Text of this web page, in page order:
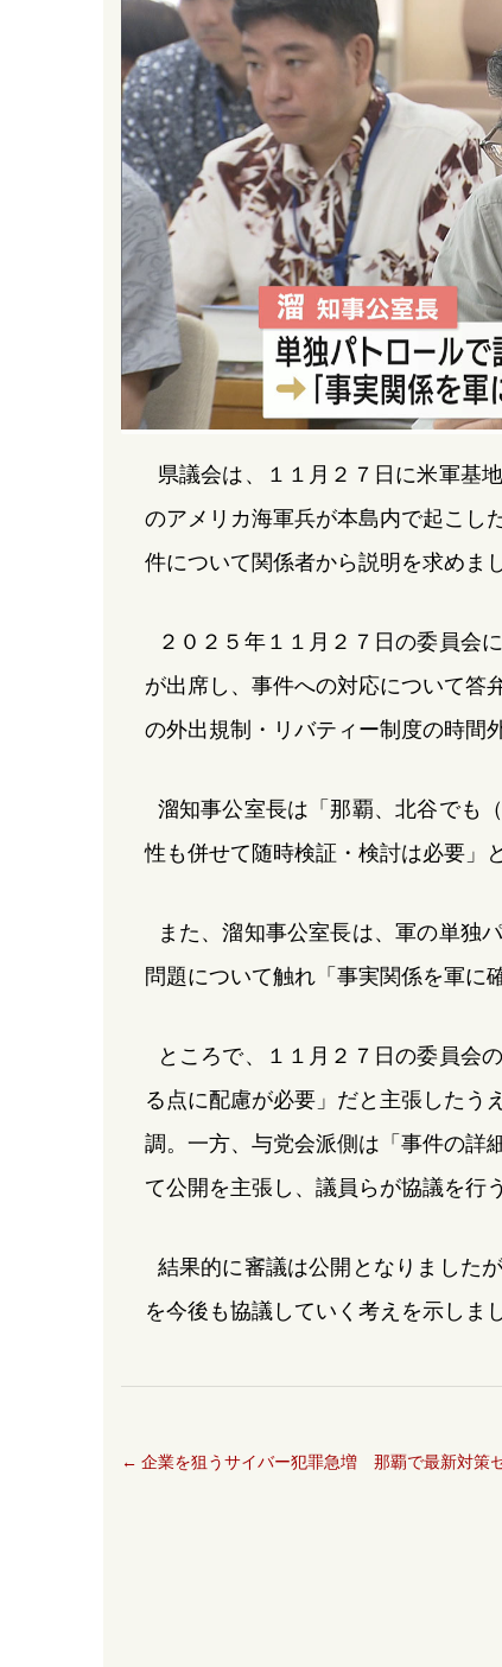
o
o
k
a
d
s
県議会は、１１月２７日に米軍基
のアメリカ海軍兵が本島内で起こし
件について関係者から説明を求めまし
２０２５年１１月２７日の委員会
が出席し、事件への対応について答
の外出規制・リバティー制度の時間
溜知事公室長は「那覇、北谷でも
性も併せて随時検証・検討は必要」
また、溜知事公室長は、軍の単独
問題について触れ「事実関係を軍に
ところで、１１月２７日の委員会
る点に配慮が必要」だと主張したう
調。一方、与党会派側は「事件の詳
て公開を主張し、議員らが協議を行
結果的に審議は公開となりました
を今後も協議していく考えを示しまし
← 企業を狙うサイバー犯罪急増 那覇で最新対策